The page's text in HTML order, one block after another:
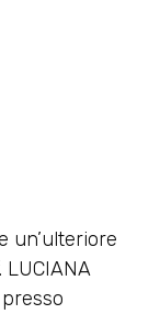
un’ulteriore
LUCIANA